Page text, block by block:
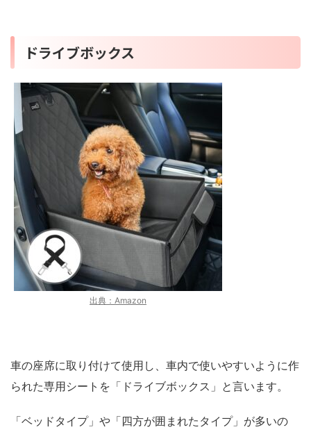
ドライブボックス
出典：Amazon
車の座席に取り付けて使用し、車内で使いやすいように作
られた専用シートを「ドライブボックス」と言います。
「ベッドタイプ」や「四方が囲まれたタイプ」が多いの